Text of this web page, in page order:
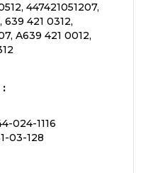
447421051207,
639 421 0312,
A639 421 0012,
:
024-1116
03-128